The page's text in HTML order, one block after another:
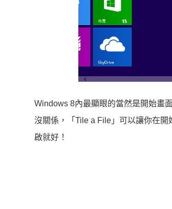
Windows 8內最顯眼的當然是開始畫
沒關係，「Tile a File」可以讓你在
啟就好！